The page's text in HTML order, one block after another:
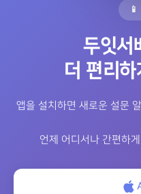
두잇서
더 편리
앱을 설치하면 새로운 설문
언제 어디서나 간편하